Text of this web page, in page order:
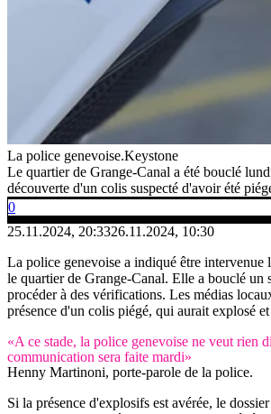
La police genevoise.Keystone
Le quartier de Grange-Canal a été bouclé
découverte d'un colis suspecté d'avoir été
0
25.11.2024, 20:3326.11.2024, 10:30
La police genevoise a indiqué être intervenue
le quartier de Grange-Canal. Elle a bouclé un
procéder à des vérifications. Les médias
présence d'un colis piégé, qui aurait explosé
«A ce stade, la police genevoise ne veut rien
communication sera faite mardi»
Henny Martinoni, porte-parole de la police.
Si la présence d'explosifs est avérée, le